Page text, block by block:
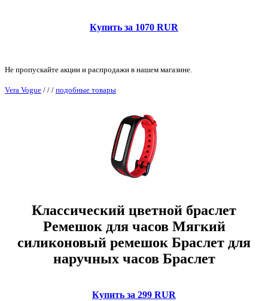
Купить за 1070 RUR
Не пропускайте акции и распродажи в нашем магазине.
Vera Vogue / / / подобные товары
Классический цветной браслет
Ремешок для часов Мягкий
силиконовый ремешок Браслет для
наручных часов Браслет
Купить за 299 RUR